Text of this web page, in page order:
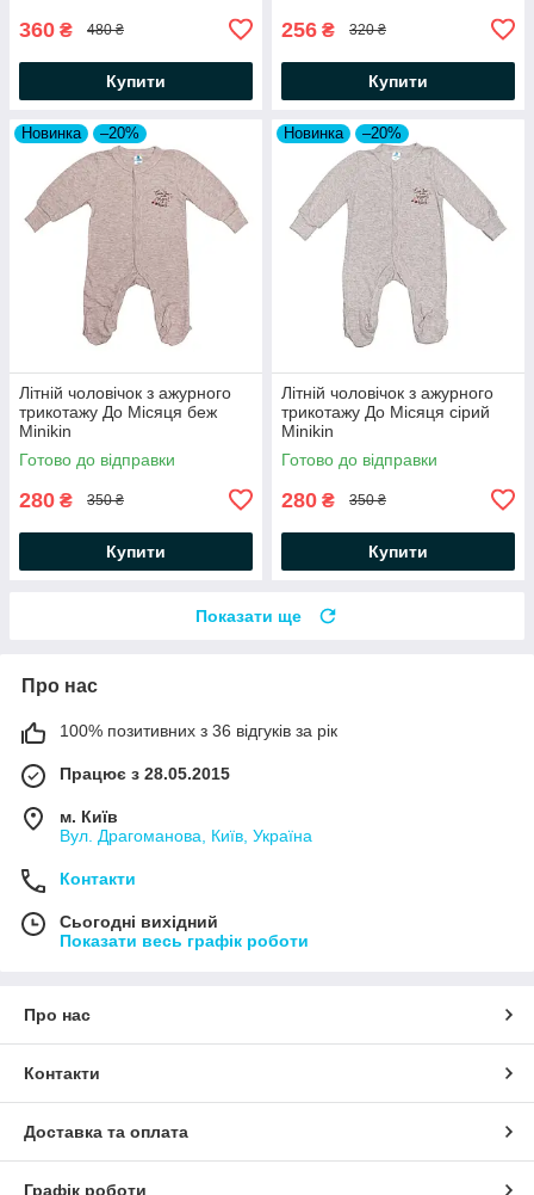
360 ₴ 480 ₴
Купити
256 ₴ 320 ₴
Купити
Новинка –20%
Літній чоловічок з ажурного
трикотажу До Місяця беж
Minikin
Готово до відправки
280 ₴ 350 ₴
Купити
Новинка –20%
Літній чоловічок з ажурного
трикотажу До Місяця сірий
Minikin
Готово до відправки
280 ₴ 350 ₴
Купити
Показати ще
Про нас
100% позитивних з 36 відгуків за рік
Працює з 28.05.2015
м. Київ
Вул. Драгоманова, Київ, Україна
Контакти
Сьогодні вихідний
Показати весь графік роботи
Про нас
Контакти
Доставка та оплата
Графік роботи